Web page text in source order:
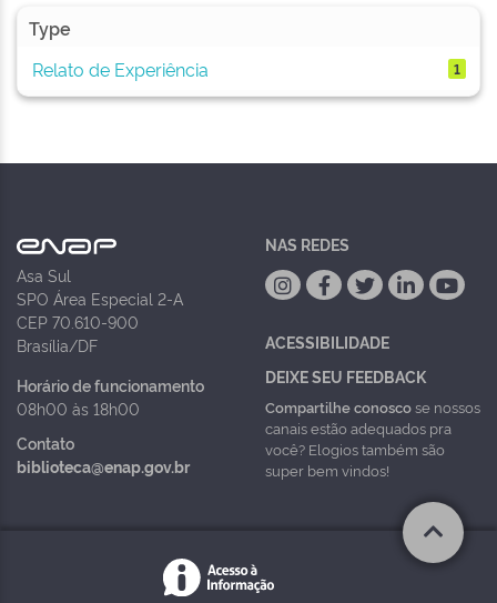
Type
Relato de Experiência
1
Asa Sul
SPO Área Especial 2-A
CEP 70.610-900
Brasília/DF
Horário de funcionamento
08h00 às 18h00
Contato
biblioteca@enap.gov.br
NAS REDES
ACESSIBILIDADE
DEIXE SEU FEEDBACK
Compartilhe conoscose nossos
canais estão adequados pra
você? Elogios também são
super bem vindos!